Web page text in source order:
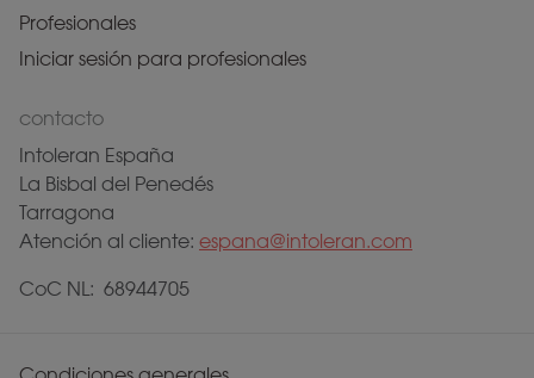
Profesionales
Iniciar sesión para profesionales
contacto
Intoleran España
La Bisbal del Penedés
Tarragona
Atención al cliente: espana@intoleran.com
CoC NL: 68944705